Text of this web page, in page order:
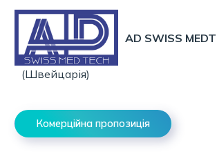
AD SWISS
(Швейцарія)
Комерційна пропозиція